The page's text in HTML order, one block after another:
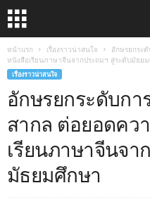
หน้าแรก เรื่องราวน่าสนใจ
อักษรยกระ
หนังสือเรียนภาษาจีนจากประถมฯ สู่ระดับมัธย
เรื่องราวน่าสนใจ
อักษรยกระดับกา
สากล ต่อยอดคว
เรียนภาษาจีนจา
มัธยมศึกษา